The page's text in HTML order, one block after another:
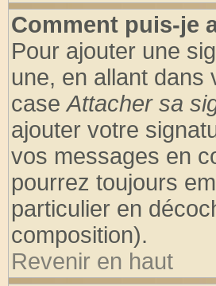
Comment puis-je
Pour ajouter une
une, en allant dans
caseAttacher sa
ajouter votre
vos messages en
pourrez toujours
particulier en
composition).
Revenir en haut